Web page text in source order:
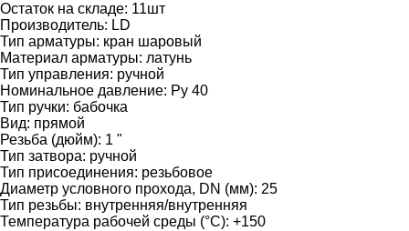
Остаток на складе: 11шт
Производитель: LD
Тип арматуры: кран шаровый
Материал арматуры: латунь
Тип управления: ручной
Номинальное давление: Ру 40
Тип ручки: бабочка
Вид: прямой
Резьба (дюйм): 1 "
Тип затвора: ручной
Тип присоединения: резьбовое
Диаметр условного прохода, DN (мм): 25
Тип резьбы: внутренняя/внутренняя
Температура рабочей среды (°С): +150